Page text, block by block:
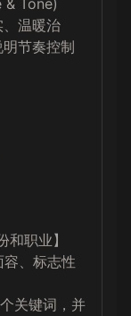
Tone)
、温暖治
节奏控制
职业】
、标志性
关键词，并